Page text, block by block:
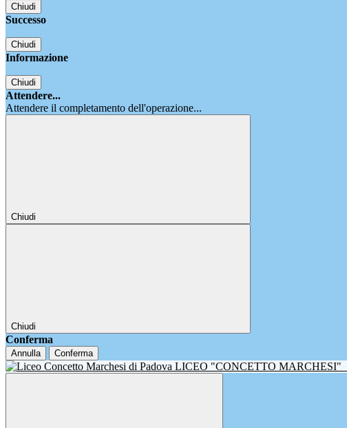
Chiudi
Successo
Chiudi
Informazione
Chiudi
Attendere...
Attendere il completamento dell'operazione...
Chiudi
Chiudi
Conferma
Annulla Conferma
LICEO "CONCETTO MARCHESI"